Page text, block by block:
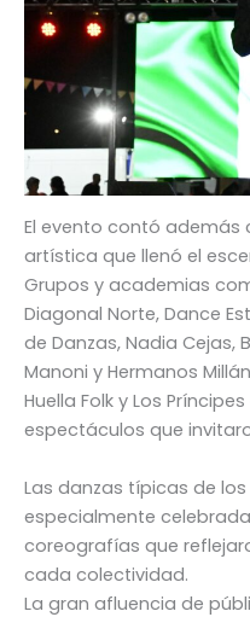
El evento contó
artística que llenó el
Grupos y academias
Diagonal Norte, Dance
de Danzas, Nadia Cejas,
Manoni y Hermanos
Huella Folk y Los
espectáculos que
Las danzas típicas de
especialmente
coreografías que
cada colectividad.
La gran afluencia de